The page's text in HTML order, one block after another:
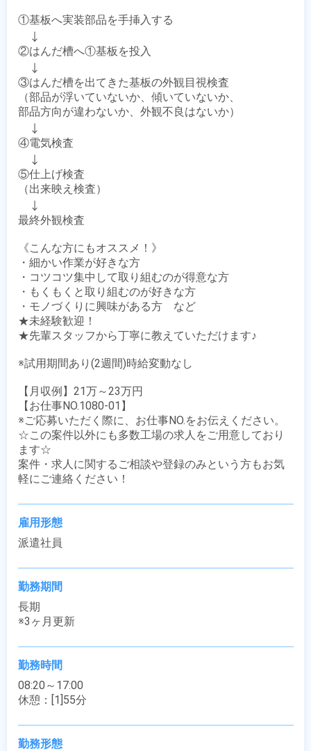
①基板へ実装部品を手挿入する
↓
②はんだ槽へ①基板を投入
↓
③はんだ槽を出てきた基板の外観目視検査
（部品が浮いていないか、傾いていないか、
部品方向が違わないか、外観不良はないか）
↓
④電気検査
↓
⑤仕上げ検査
（出来映え検査）
↓
最終外観検査
《こんな方にもオススメ！》
・細かい作業が好きな方
・コツコツ集中して取り組むのが得意な方
・もくもくと取り組むのが好きな方
・モノづくりに興味がある方　など
★未経験歓迎！
★先輩スタッフから丁寧に教えていただけます♪
※試用期間あり(2週間)時給変動なし
【月収例】21万～23万円
【お仕事NO.1080-01】
※ご応募いただく際に、お仕事NO.をお伝えください。
☆この案件以外にも多数工場の求人をご用意しており
ます☆
案件・求人に関するご相談や登録のみという方もお気
軽にご連絡ください！
雇用形態
派遣社員
勤務期間
長期
※3ヶ月更新
勤務時間
08:20～17:00
休憩：[1]55分
勤務形態